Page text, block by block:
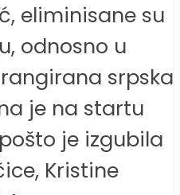
eliminisane su
odnosno u
srpska
je na startu
je izgubila
Kristine